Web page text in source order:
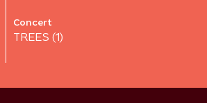
Concert
TREES (1)